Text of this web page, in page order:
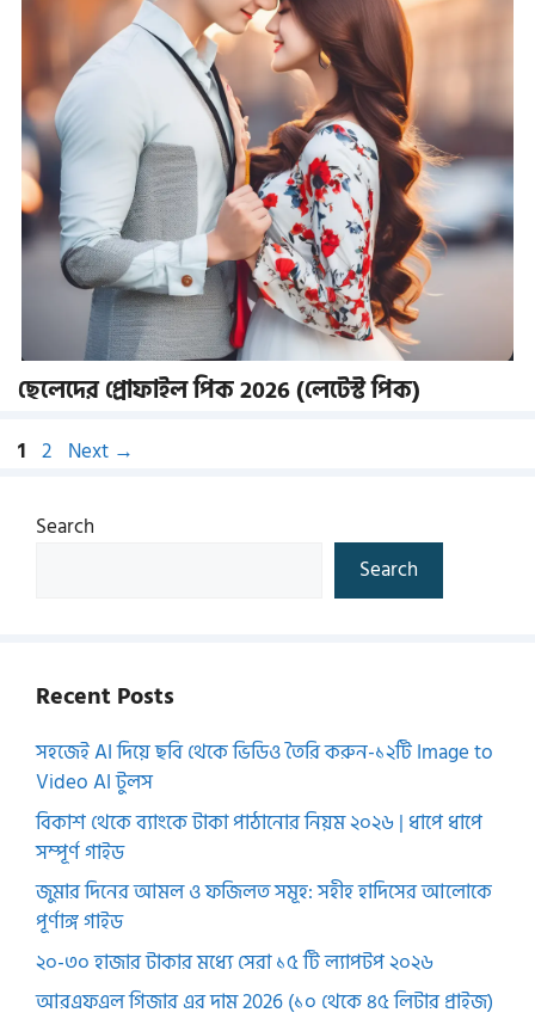
ছেলেদের প্রোফাইল পিক 2026 (লেটেস্ট পিক)
Page
1 Page
2 Next →
Search
Search
Recent Posts
সহজেই AI দিয়ে ছবি থেকে ভিডিও তৈরি করুন-১২টি Image to
Video AI টুলস
বিকাশ থেকে ব্যাংকে টাকা পাঠানোর নিয়ম ২০২৬ | ধাপে ধাপে
সম্পূর্ণ গাইড
জুমার দিনের আমল ও ফজিলত সমূহ: সহীহ হাদিসের আলোকে
পূর্ণাঙ্গ গাইড
২০-৩০ হাজার টাকার মধ্যে সেরা ১৫ টি ল্যাপটপ ২০২৬
আরএফএল গিজার এর দাম 2026 (১০ থেকে ৪৫ লিটার প্রাইজ)